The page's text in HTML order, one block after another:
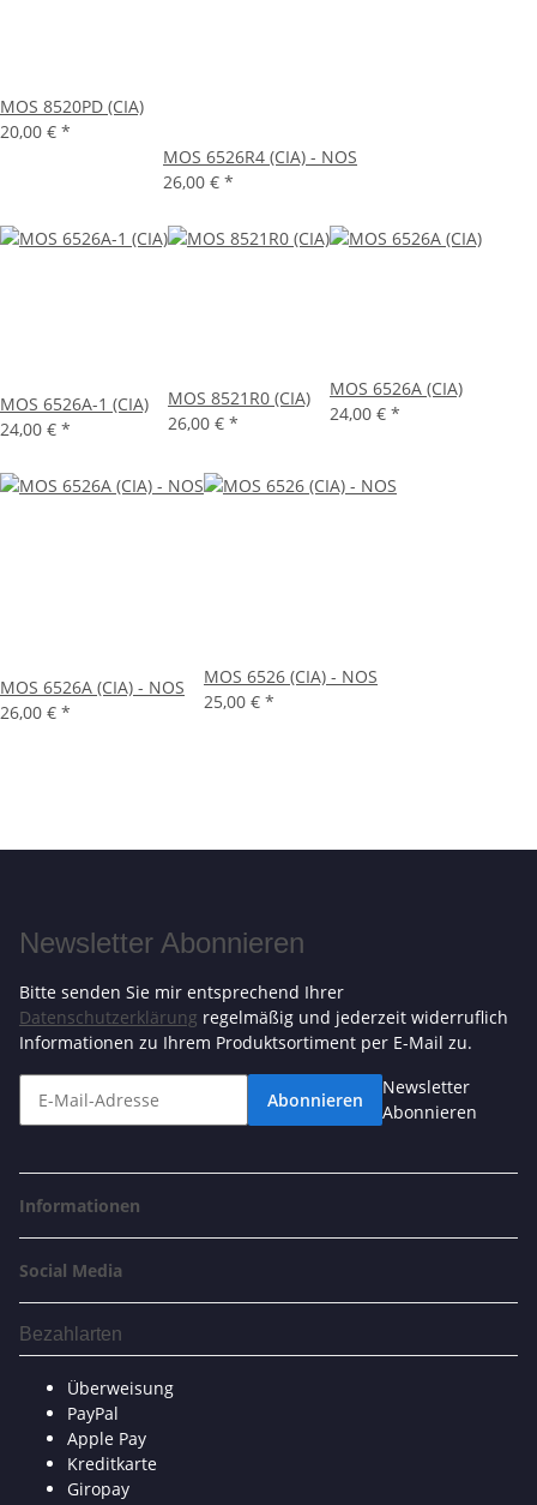
MOS 8520PD (CIA)
20,00 € *
MOS 6526R4 (CIA) - NOS
26,00 € *
MOS 6526A-1 (CIA)
24,00 € *
MOS 8521R0 (CIA)
26,00 € *
MOS 6526A (CIA)
24,00 € *
MOS 6526A (CIA) - NOS
26,00 € *
MOS 6526 (CIA) - NOS
25,00 € *
Newsletter Abonnieren
Bitte senden Sie mir entsprechend Ihrer
Datenschutzerklärung regelmäßig und jederzeit widerruflich
Informationen zu Ihrem Produktsortiment per E-Mail zu.
Abonnieren
Newsletter
Abonnieren
Informationen
Social Media
Bezahlarten
Überweisung
PayPal
Apple Pay
Kreditkarte
Giropay